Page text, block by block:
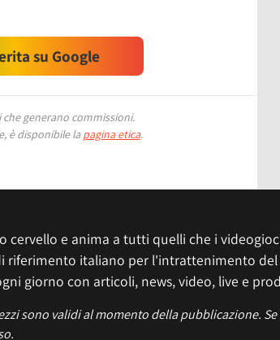
su Google
generano commissioni.
è disponibile la pagina etica.
cervello e anima a tutti quelli che i
riferimento italiano per l'intrattenimento del
giorno con articoli, news, video, live e
sono validi al momento della pubblicazione.